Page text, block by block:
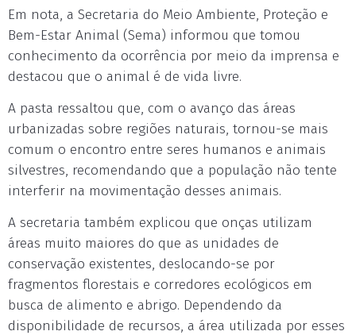
Em nota, a Secretaria do Meio Ambiente, Proteção e
Bem-Estar Animal (Sema) informou que tomou
conhecimento da ocorrência por meio da imprensa e
destacou que o animal é de vida livre.
A pasta ressaltou que, com o avanço das áreas
urbanizadas sobre regiões naturais, tornou-se mais
comum o encontro entre seres humanos e animais
silvestres, recomendando que a população não tente
interferir na movimentação desses animais.
A secretaria também explicou que onças utilizam
áreas muito maiores do que as unidades de
conservação existentes, deslocando-se por
fragmentos florestais e corredores ecológicos em
busca de alimento e abrigo. Dependendo da
disponibilidade de recursos, a área utilizada por esses